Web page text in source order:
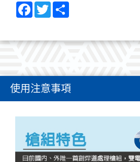
Facebook
Twitter
使用注意事項